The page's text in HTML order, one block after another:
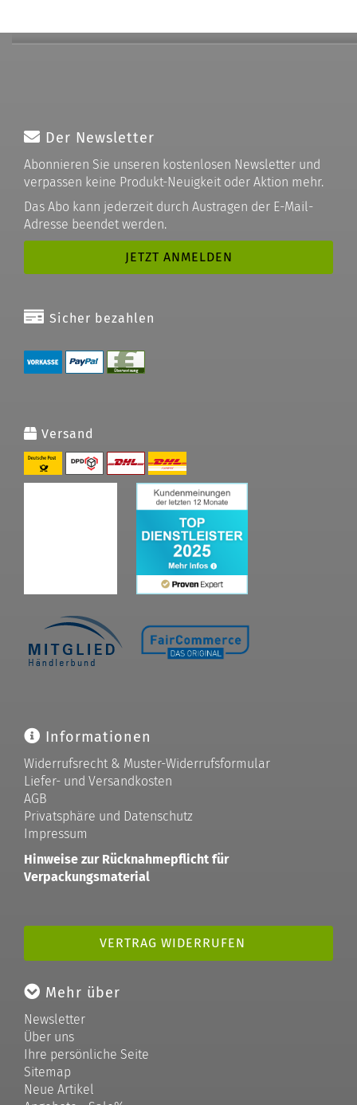
Der Newsletter
Abonnieren Sie unseren kostenlosen Newsletter und
verpassen keine Produkt-Neuigkeit oder Aktion mehr.
Das Abo kann jederzeit durch Austragen der E-Mail-
Adresse beendet werden.
Sicher bezahlen
Versand
Informationen
Widerrufsrecht & Muster-Widerrufsformular
Liefer- und Versandkosten
AGB
Privatsphäre und Datenschutz
Impressum
Hinweise zur Rücknahmepflicht für
Verpackungsmaterial
VERTRAG WIDERRUFEN
Mehr über
Newsletter
Über uns
Ihre persönliche Seite
Sitemap
Neue Artikel